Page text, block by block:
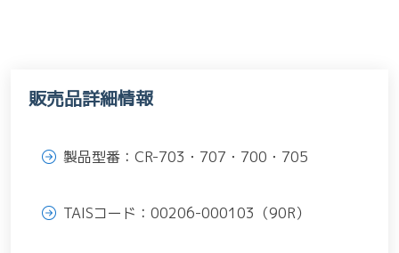
販売品詳細情報
製品型番：CR-703・707・700・705
TAISコード：00206-000103（90R）